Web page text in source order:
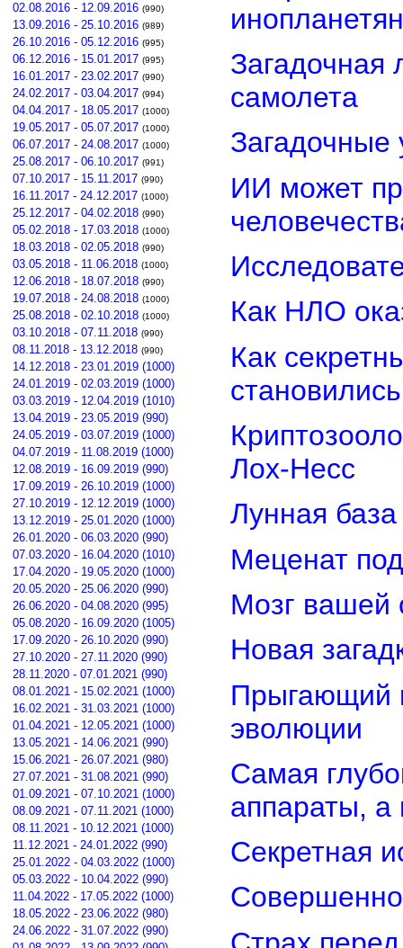
02.08.2016 - 12.09.2016 (990)
13.09.2016 - 25.10.2016 (989)
26.10.2016 - 05.12.2016 (995)
06.12.2016 - 15.01.2017 (995)
16.01.2017 - 23.02.2017 (990)
24.02.2017 - 03.04.2017 (994)
04.04.2017 - 18.05.2017 (1000)
19.05.2017 - 05.07.2017 (1000)
06.07.2017 - 24.08.2017 (1000)
25.08.2017 - 06.10.2017 (991)
07.10.2017 - 15.11.2017 (990)
16.11.2017 - 24.12.2017 (1000)
25.12.2017 - 04.02.2018 (990)
05.02.2018 - 17.03.2018 (1000)
18.03.2018 - 02.05.2018 (990)
03.05.2018 - 11.06.2018 (1000)
12.06.2018 - 18.07.2018 (990)
19.07.2018 - 24.08.2018 (1000)
25.08.2018 - 02.10.2018 (1000)
03.10.2018 - 07.11.2018 (990)
08.11.2018 - 13.12.2018 (990)
14.12.2018 - 23.01.2019 (1000)
24.01.2019 - 02.03.2019 (1000)
03.03.2019 - 12.04.2019 (1010)
13.04.2019 - 23.05.2019 (990)
24.05.2019 - 03.07.2019 (1000)
04.07.2019 - 11.08.2019 (1000)
12.08.2019 - 16.09.2019 (990)
17.09.2019 - 26.10.2019 (1000)
27.10.2019 - 12.12.2019 (1000)
13.12.2019 - 25.01.2020 (1000)
26.01.2020 - 06.03.2020 (990)
07.03.2020 - 16.04.2020 (1010)
17.04.2020 - 19.05.2020 (1000)
20.05.2020 - 25.06.2020 (990)
26.06.2020 - 04.08.2020 (995)
05.08.2020 - 16.09.2020 (1005)
17.09.2020 - 26.10.2020 (990)
27.10.2020 - 27.11.2020 (990)
28.11.2020 - 07.01.2021 (990)
08.01.2021 - 15.02.2021 (1000)
16.02.2021 - 31.03.2021 (1000)
01.04.2021 - 12.05.2021 (1000)
13.05.2021 - 14.06.2021 (990)
15.06.2021 - 26.07.2021 (980)
27.07.2021 - 31.08.2021 (990)
01.09.2021 - 07.10.2021 (1000)
08.09.2021 - 07.11.2021 (1000)
08.11.2021 - 10.12.2021 (1000)
11.12.2021 - 24.01.2022 (990)
25.01.2022 - 04.03.2022 (1000)
05.03.2022 - 10.04.2022 (990)
11.04.2022 - 17.05.2022 (1000)
18.05.2022 - 23.06.2022 (980)
24.06.2022 - 31.07.2022 (990)
инопланетян
Загадочная
самолета
Загадочные
ИИ может
Как НЛО
Как
Лох-Несс
Лунная
Меценат
Мозг вашей
Новая
Прыгающий
эволюции
Самая
аппараты, а
Секретная